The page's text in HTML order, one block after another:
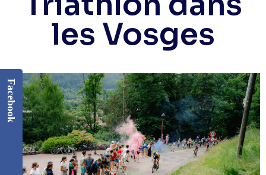
les Vosges
Facebook